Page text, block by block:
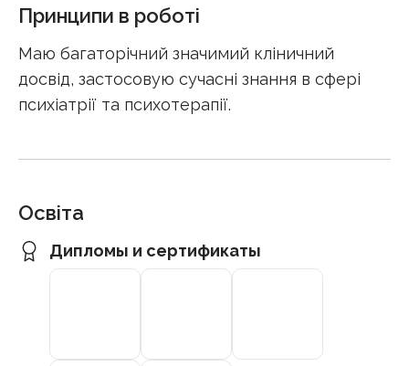
Принципи в роботі
Маю багаторічний значимий кліничний
досвід, застосовую сучасні знання в сфері
психіатрії та психотерапії.
Освіта
Дипломы и сертификаты